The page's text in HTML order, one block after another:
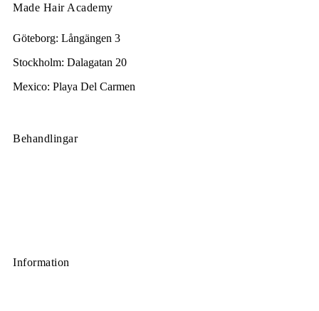
Made Hair Academy
Göteborg: Långängen 3
Stockholm: Dalagatan 20
Mexico: Playa Del Carmen
Behandlingar
Information